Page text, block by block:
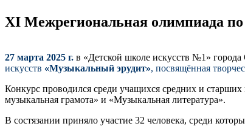
XI Межрегиональная олимпиада
27 марта 2025 г. в «Детской школе искусств №1» города
искусств «Музыкальный эрудит», посвящённая
Конкурс проводился среди учащихся средних и
музыкальная грамота» и «Музыкальная литература».
В состязании приняло участие 32 человека, среди